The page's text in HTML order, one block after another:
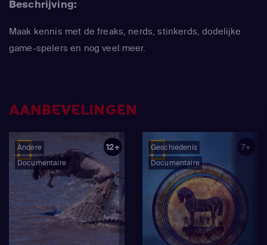
Beschrijving:
Maak kennis met de freaks, nerds, stinkerds, dodelijke
game-spelers en nog veel meer.
AANBEVELINGEN
Andere
Documentaire
12+
Geschiedenis
Documentaire
7+